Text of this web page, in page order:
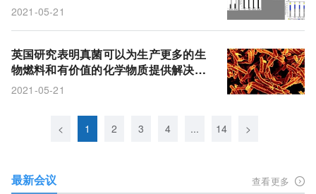
2021-05-21
英国研究表明真菌可以为生产更多的生
物燃料和有价值的化学物质提供解决方
案
2021-05-21
< 1 2 3 4 ... 14 >
最新会议 查看更多